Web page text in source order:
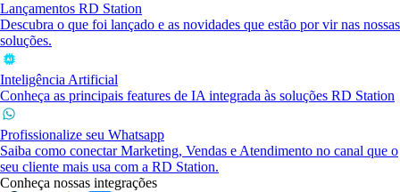
Lançamentos RD Station
Descubra o que foi lançado e as novidades que estão por vir nas nossas
soluções.
Inteligência Artificial
Conheça as principais features de IA integrada às soluções RD Station
Profissionalize seu Whatsapp
Saiba como conectar Marketing, Vendas e Atendimento no canal que o
seu cliente mais usa com a RD Station.
Conheça nossas integrações